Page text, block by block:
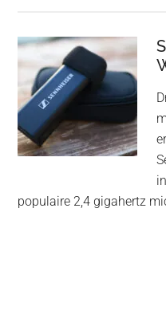
audiomatrix
voor
high-
end
multiroom
populaire 2,4 gigahertz